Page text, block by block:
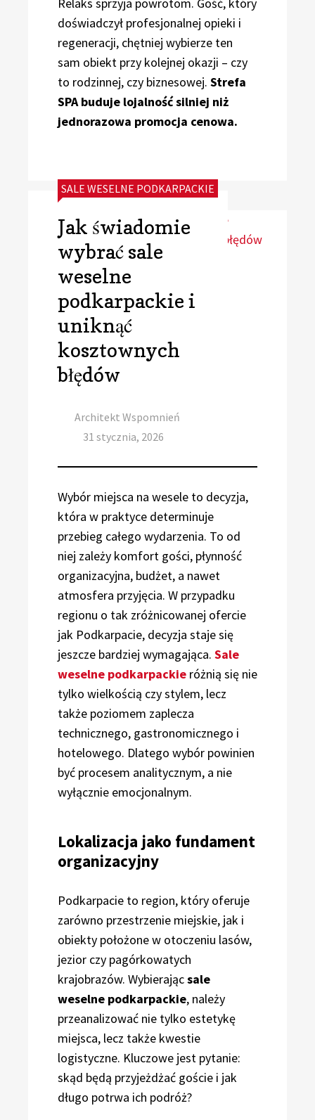
doświadczył profesjonalnej opieki i
regeneracji, chętniej wybierze ten
sam obiekt przy kolejnej okazji – czy
to rodzinnej, czy biznesowej. Strefa
SPA buduje lojalność silniej niż
jednorazowa promocja cenowa.
CATEGORIES:
SALE WESELNE PODKARPACKIE
Jak świadomie
wybrać sale
weselne
podkarpackie i
uniknąć
kosztownych
błędów
Author
Architekt Wspomnień
Posted
31 stycznia, 2026
Wybór miejsca na wesele to decyzja,
która w praktyce determinuje
przebieg całego wydarzenia. To od
niej zależy komfort gości, płynność
organizacyjna, budżet, a nawet
atmosfera przyjęcia. W przypadku
regionu o tak zróżnicowanej ofercie
jak Podkarpacie, decyzja staje się
jeszcze bardziej wymagająca. Sale
weselne podkarpackie różnią się nie
tylko wielkością czy stylem, lecz
także poziomem zaplecza
technicznego, gastronomicznego i
hotelowego. Dlatego wybór powinien
być procesem analitycznym, a nie
wyłącznie emocjonalnym.
Lokalizacja jako fundament
organizacyjny
Podkarpacie to region, który oferuje
zarówno przestrzenie miejskie, jak i
obiekty położone w otoczeniu lasów,
jezior czy pagórkowatych
krajobrazów. Wybierającsale
weselne podkarpackie, należy
przeanalizować nie tylko estetykę
miejsca, lecz także kwestie
logistyczne. Kluczowe jest pytanie:
skąd będą przyjeżdżać goście i jak
długo potrwa ich podróż?